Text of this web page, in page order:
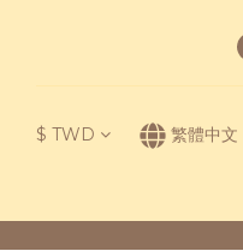
$ TWD 繁體中文